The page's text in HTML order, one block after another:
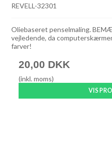
REVELL-32301
Oliebaseret penselmaling.
vejledende, da
farver!
20,00 DKK
(inkl. moms)
VIS